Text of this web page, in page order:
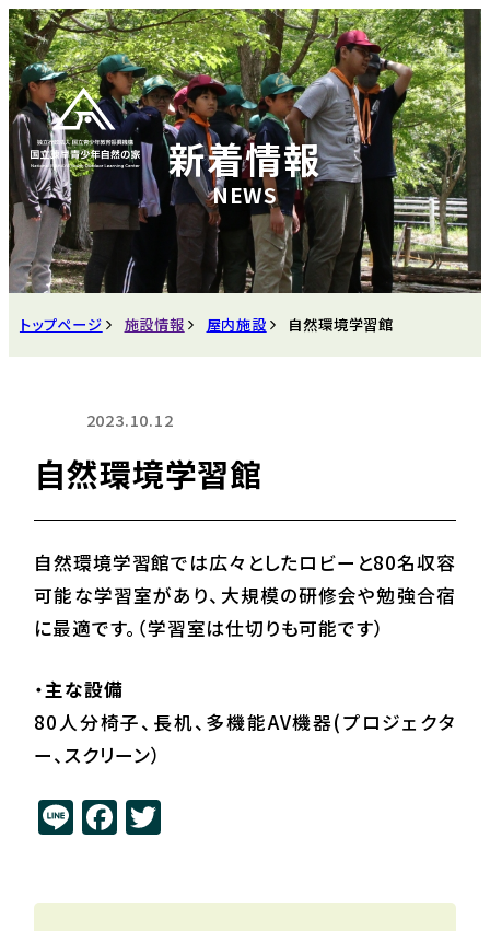
新着情報
トップページ 施設情報 屋内施設 自然環境学習館
2023.10.12
自然環境学習館
自然環境学習館では広々としたロビーと80名収容
可能な学習室があり、大規模の研修会や勉強合宿
に最適です。（学習室は仕切りも可能です）
・主な設備
80人分椅子、長机、多機能AV機器(プロジェクタ
ー、スクリーン）
Li F